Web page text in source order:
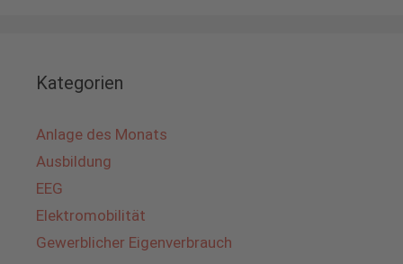
Kategorien
Anlage des Monats
Ausbildung
EEG
Elektromobilität
Gewerblicher Eigenverbrauch